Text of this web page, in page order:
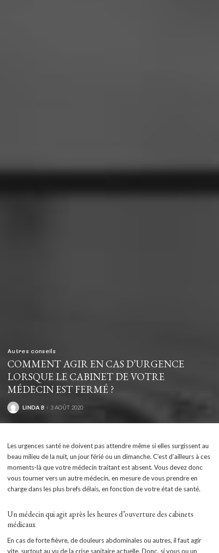
Autres conseils
COMMENT AGIR EN CAS D’URGENCE
LORSQUE LE CABINET DE VOTRE
MÉDECIN EST FERMÉ ?
POSTED
LINDA B 3 AOÛT 2020
Les urgences santé ne doivent pas attendre même si elles surgissent au
beau milieu de la nuit, un jour férié ou un dimanche. C’est d’ailleurs à ces
moments-là que votre médecin traitant est absent. Vous devez donc
vous tourner vers un autre médecin, en mesure de vous prendre en
charge dans les plus brefs délais, en fonction de votre état de santé.
Un médecin qui agit après les heures d’ouverture des cabinets
médicaux
En cas de forte fièvre, de douleurs abdominales ou autres, il faut agir
vite, surtout au vu de la crise sanitaire actuelle. Donc, si vous ou un